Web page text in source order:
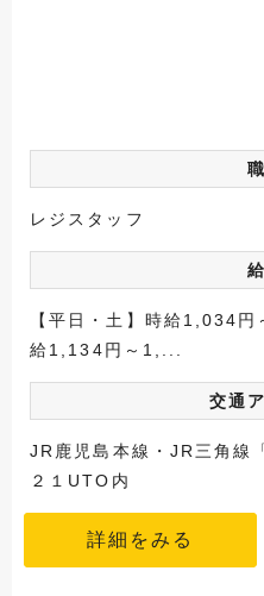
レジスタッフ
【平日・土】時給1,034
給1,134円～1,...
交通
JR鹿児島本線・JR三角線
２１UTO内
詳細をみる